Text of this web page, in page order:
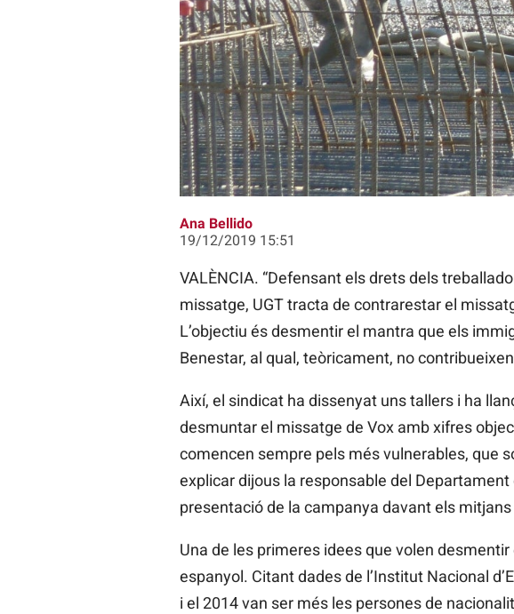
UGT ha dissenyat uns tallers i ha llançat una
Ana Bellido
19/12/2019 15:51
VALÈNCIA. “Defensant els drets dels
missatge, UGT tracta de contrarestar el
L’objectiu és desmentir el mantra que els
Benestar, al qual, teòricament, no
Així, el sindicat ha dissenyat uns tallers i ha
desmuntar el missatge de Vox amb xifres
comencen sempre pels més vulnerables, que
explicar dijous la responsable del
presentació de la campanya davant els mitjans
Una de les primeres idees que volen
espanyol. Citant dades de l’Institut Nacional
i el 2014 van ser més les persones de